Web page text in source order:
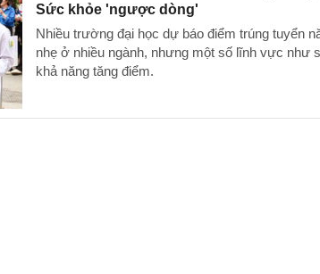
Sức khỏe 'ngược dòng'
Nhiều trường đại học dự báo điểm trúng tuyển
nhẹ ở nhiều ngành, nhưng một số lĩnh vực như
khả năng tăng điểm.